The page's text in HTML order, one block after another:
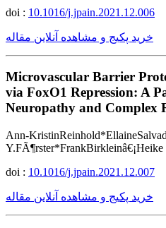
doi : 10.1016/j.jpain.2021.12.006
خرید پکیج و مشاهده آنلاین مقاله
Microvascular Barrier
via FoxO1 Repression: A
Neuropathy and Complex
Ann-
doi : 10.1016/j.jpain.2021.12.007
خرید پکیج و مشاهده آنلاین مقاله